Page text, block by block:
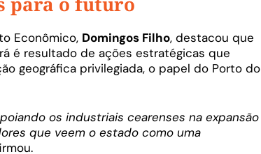
Econômico, Domingos Filho, destacou que
é resultado de ações estratégicas que
geográfica privilegiada, o papel do Porto do
os industriais cearenses na expansão
que veem o estado como uma